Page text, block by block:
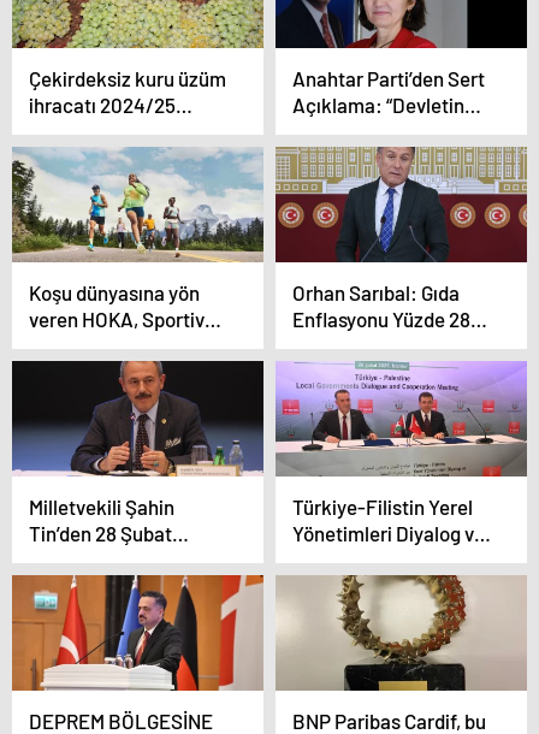
Çekirdeksiz kuru üzüm
ihracatı 2024/25
sezonunun ilk
yarısında yüzde 13 arttı
310 milyon dolar oldu
Anahtar Parti’den Sert
Açıklama: “Devletin
Ciddiyetine Ne Oldu?”
Koşu dünyasına yön
veren HOKA, Sportive
ile Türkiye’ye geldi!
Orhan Sarıbal: Gıda
Enflasyonu Yüzde 289,
Türkiye’de Milyonlar
Açlıkla Mücadele
Ediyor
Milletvekili Şahin
Tin’den 28 Şubat
açıklaması
Türkiye-Filistin Yerel
Yönetimleri Diyalog ve
İş Birliği Toplantısı
DEPREM BÖLGESİNE
BNP Paribas Cardif, bu